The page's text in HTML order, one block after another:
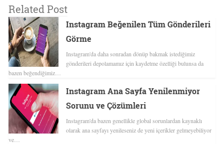
Related Post
Instagram Beğenilen Tüm Gönderileri
Görme
Instagram'da daha sonradan dönüp bakmak istediğimiz
gönderileri depolamamız için kaydetme özelliği bulunsa da
bazen beğendiğimiz…
Instagram Ana Sayfa Yenilenmiyor
Sorunu ve Çözümleri
Instagram'da bazen genellikle global sorunlardan kaynaklı
olarak ana sayfayı yenileseniz de yeni içerikler gelmeyebiliyor
ve…